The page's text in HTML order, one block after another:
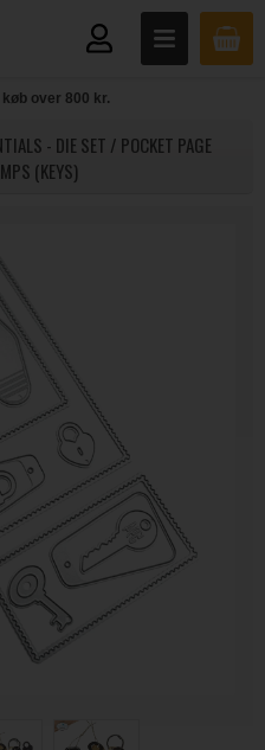
over 800 kr.
- DIE SET / POCKET PAGE
(KEYS)